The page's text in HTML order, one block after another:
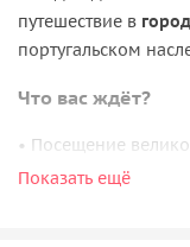
путешествие в
португальском
Что вас ждёт?
• Посещение
самых
Показать ещё